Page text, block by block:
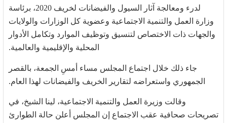
لدرء ومعالجة آثار السيول والفيضانات لخريف 2020، برئاسة
وزارة العمل والتنمية الاجتماعية وعضوية كل الوزارات والولايات
والجهات ذات الاختصاص لتنسيق وتوظيف الموارد وتكامل الأدوار
المحلية والإقليمية والعالمية.
جاء ذلك خلال اجتماع المجلس مساء أمسِ الجمعة، بالقصر
الجمهوري واستعراضه لتقارير الخريف والفيضانات لهذا العام.
وقالت وزيرة العمل والتنمية الاجتماعية، لينا الشيخ، في
تصريحات صحافية عقب الاجتماع إن المجلس أعلن حالة الطوارئ